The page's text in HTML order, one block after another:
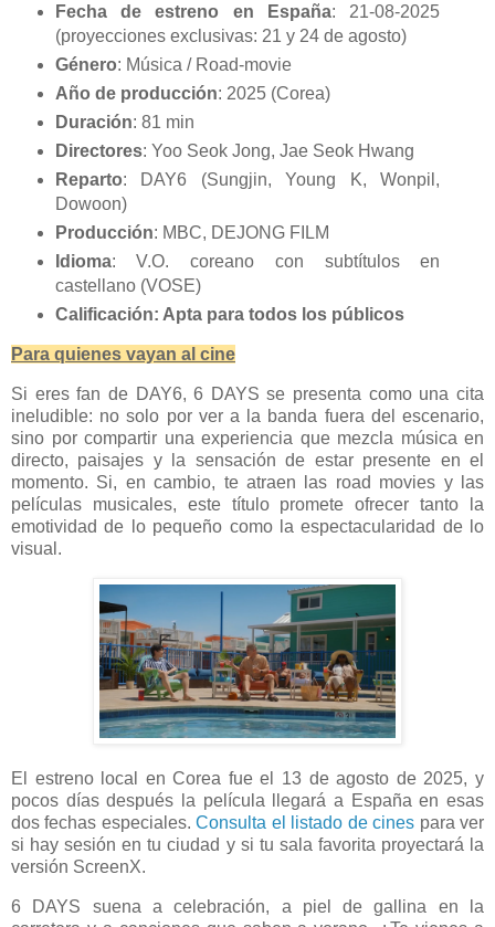
Fecha de estreno en España: 21-08-2025
(proyecciones exclusivas: 21 y 24 de agosto)
Género: Música / Road-movie
Año de producción: 2025 (Corea)
Duración: 81 min
Directores: Yoo Seok Jong, Jae Seok Hwang
Reparto: DAY6 (Sungjin, Young K, Wonpil,
Dowoon)
Producción: MBC, DEJONG FILM
Idioma: V.O. coreano con subtítulos en
castellano (VOSE)
Calificación: Apta para todos los públicos
Para quienes vayan al cine
Si eres fan de DAY6, 6 DAYS se presenta como una cita
ineludible: no solo por ver a la banda fuera del escenario,
sino por compartir una experiencia que mezcla música en
directo, paisajes y la sensación de estar presente en el
momento. Si, en cambio, te atraen las road movies y las
películas musicales, este título promete ofrecer tanto la
emotividad de lo pequeño como la espectacularidad de lo
visual.
El estreno local en Corea fue el 13 de agosto de 2025, y
pocos días después la película llegará a España en esas
dos fechas especiales.Consulta el listado de cines para ver
si hay sesión en tu ciudad y si tu sala favorita proyectará la
versión ScreenX.
6 DAYS suena a celebración, a piel de gallina en la